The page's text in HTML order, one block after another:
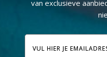
van exclusieve
E-
mailadres